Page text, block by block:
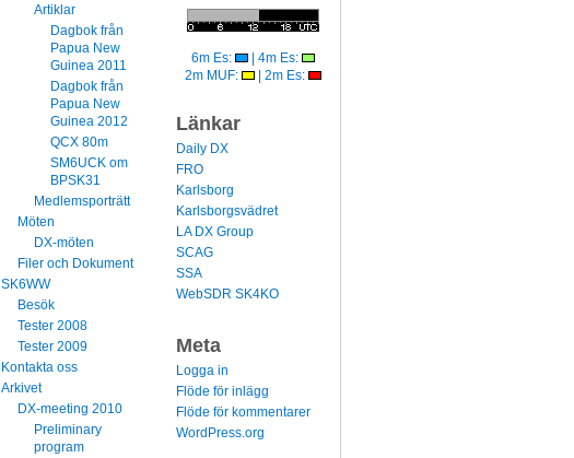
Artiklar
Dagbok från
Papua New
Guinea 2011
Dagbok från
Papua New
Guinea 2012
QCX 80m
SM6UCK om
BPSK31
Medlemsporträtt
Möten
DX-möten
Filer och Dokument
SK6WW
Besök
Tester 2008
Tester 2009
Kontakta oss
Arkivet
DX-meeting 2010
Preliminary
program
6m Es:
| 4m Es:
2m MUF:
| 2m Es:
Länkar
Daily DX
FRO
Karlsborg
Karlsborgsvädret
LA DX Group
SCAG
SSA
WebSDR SK4KO
Meta
Logga in
Flöde för inlägg
Flöde för kommentarer
WordPress.org